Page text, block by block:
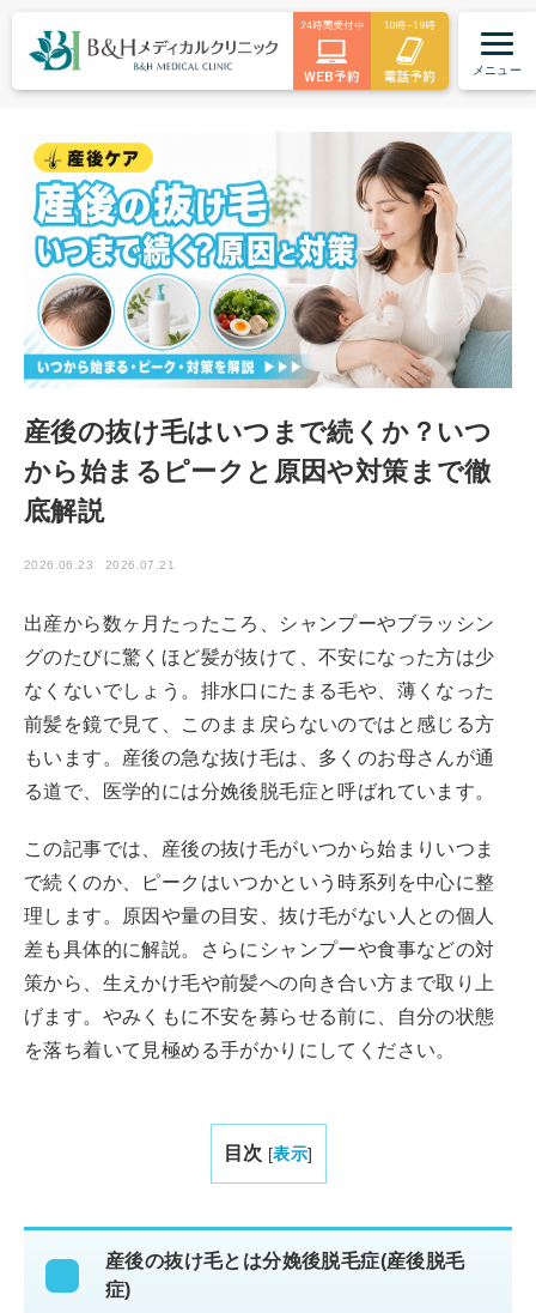
メニュー
産後の抜け毛はいつまで続くか？いつ
から始まるピークと原因や対策まで徹
底解説
2026.06.23 2026.07.21
出産から数ヶ月たったころ、シャンプーやブラッシン
グのたびに驚くほど髪が抜けて、不安になった方は少
なくないでしょう。排水口にたまる毛や、薄くなった
前髪を鏡で見て、このまま戻らないのではと感じる方
もいます。産後の急な抜け毛は、多くのお母さんが通
る道で、医学的には分娩後脱毛症と呼ばれています。
この記事では、産後の抜け毛がいつから始まりいつま
で続くのか、ピークはいつかという時系列を中心に整
理します。原因や量の目安、抜け毛がない人との個人
差も具体的に解説。さらにシャンプーや食事などの対
策から、生えかけ毛や前髪への向き合い方まで取り上
げます。やみくもに不安を募らせる前に、自分の状態
を落ち着いて見極める手がかりにしてください。
目次 [表示]
産後の抜け毛とは分娩後脱毛症(産後脱毛
症)